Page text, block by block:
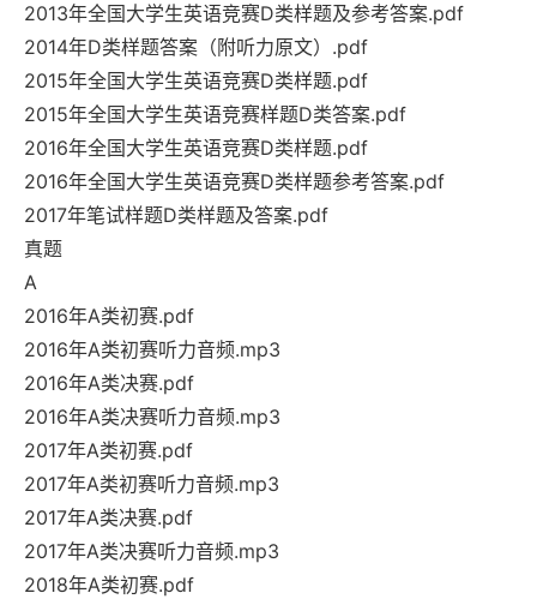
2013年全国大学生英语竞赛D类样题及参考答案.pdf
2014年D类样题答案（附听力原文）.pdf
2015年全国大学生英语竞赛D类样题.pdf
2015年全国大学生英语竞赛样题D类答案.pdf
2016年全国大学生英语竞赛D类样题.pdf
2016年全国大学生英语竞赛D类样题参考答案.pdf
2017年笔试样题D类样题及答案.pdf
真题
A
2016年A类初赛.pdf
2016年A类初赛听力音频.mp3
2016年A类决赛.pdf
2016年A类决赛听力音频.mp3
2017年A类初赛.pdf
2017年A类初赛听力音频.mp3
2017年A类决赛.pdf
2017年A类决赛听力音频.mp3
2018年A类初赛.pdf